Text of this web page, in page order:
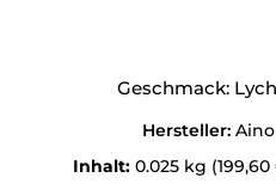
Geschmack:
Hersteller: Aino
Inhalt:0.025 kg